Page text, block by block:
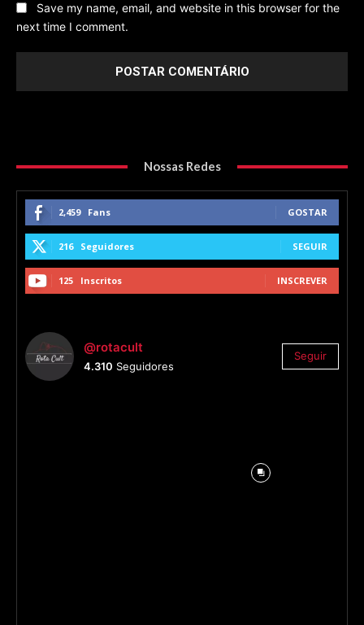
Save my name, email, and website in this browser for the
next time I comment.
Nossas Redes
2,459 Fans GOSTAR
216 Seguidores SEGUIR
125 Inscritos INSCREVER
@rotacult
4.310 Seguidores
Seguir